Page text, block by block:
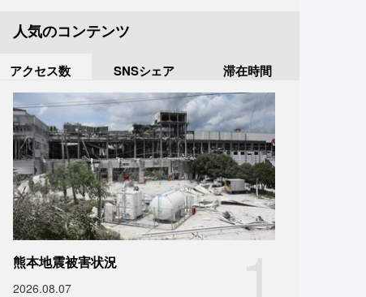
人気のコンテンツ
アクセス数 SNSシェア 滞在時間
熊本地震被害状況
2026.08.07